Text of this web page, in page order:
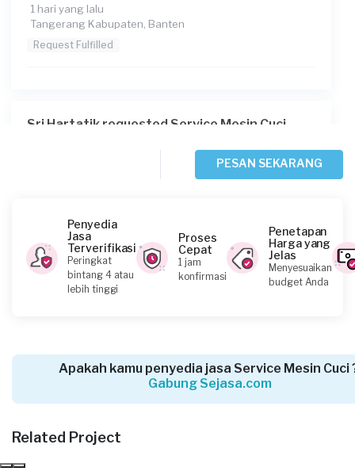
1 hari yang lalu
Tangerang Kabupaten, Banten
Request Fulfilled
Sri Hartatik requested Service Mesin Cuci
Irma requested Service Mesin Cuci
4 hari yang lalu
Tangerang Kabupaten, Banten
Tangerang Kabupaten, Banten
PESAN SEKARANG
Penyedia
Jasa
Terverifikasi
Peringkat
bintang 4 atau
lebih tinggi
Proses
Cepat
1 jam
konfirmasi
Penetapan
Harga yang
Jelas
Menyesuaikan
budget Anda
Apakah kamu penyedia jasa Service Mesin Cuci
Gabung Sejasa.com
Related Project